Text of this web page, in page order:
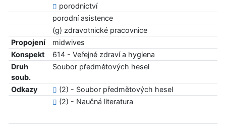
porodnictví
porodní asistence
(g) zdravotnické pracovnice
Propojení
midwives
Konspekt
614 - Veřejné zdraví a hygiena
Druh
soub.
Soubor předmětových hesel
Odkazy
(2) - Soubor předmětových hesel
(2) - Naučná literatura